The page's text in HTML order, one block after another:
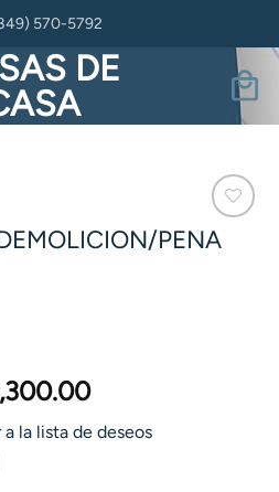
570-5792
DE
PENA
El
precio
actual
a la lista de deseos